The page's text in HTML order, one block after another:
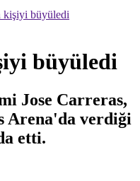
kişiyi büyüledi
büyüledi
Jose Carreras,
Arena'da verdiği
etti.